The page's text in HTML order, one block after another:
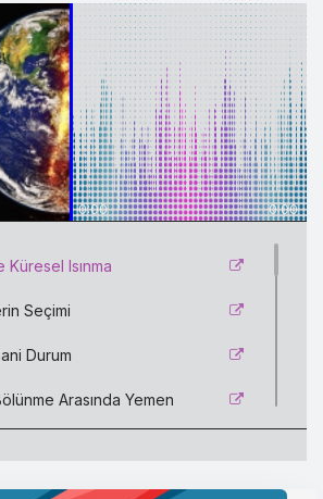
0:00
0:00
Isınma
Seçimi
Durum
Arasında Yemen
Kutuplaşma
ve İsrailde Yeni Dönem